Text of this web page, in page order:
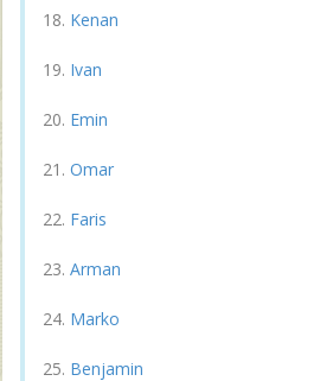
Kenan
Ivan
Emin
Omar
Faris
Arman
Marko
Benjamin